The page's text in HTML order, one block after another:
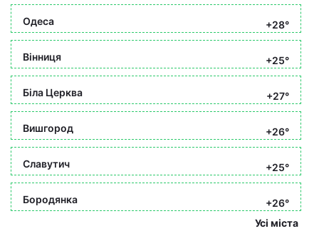
Одеса +28°
Вінниця +25°
Біла Церква +27°
Вишгород +26°
Славутич +25°
Бородянка
+26°
Усі міста